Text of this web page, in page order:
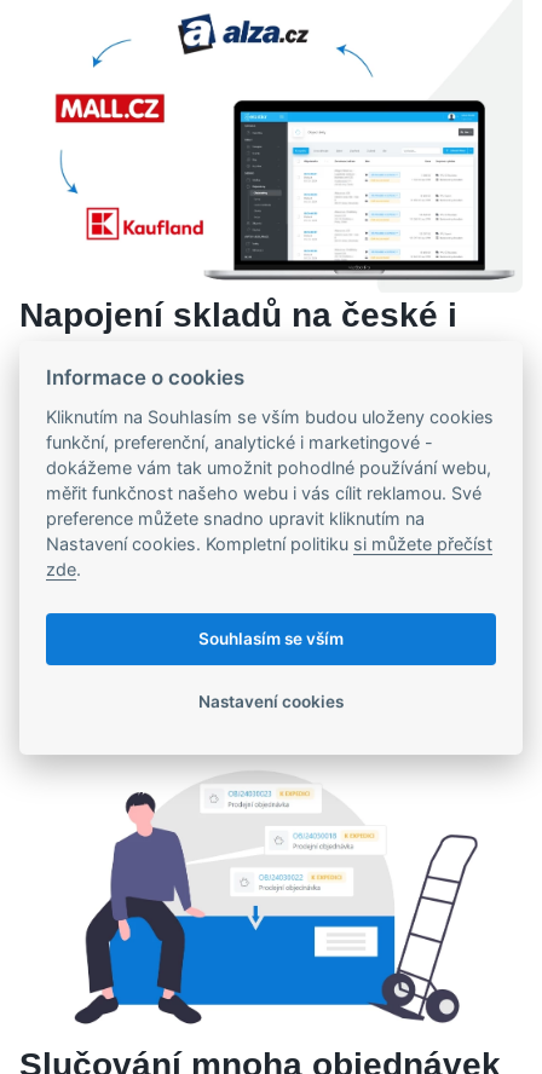
Napojení skladů na české i
mezinárodní Marketplaces
Pro Ingredi Europa, jakožto B2B distributora pro Střední a
východní Evropu, je napojení na marketplace naprosto klíčové.
Sklady jsou tedy ve spolupráci s nástrojem Sales Connect plně
napojené na platformy jakoAlza Drop, Mall CZ/SK, Kaufland,
Amazona další.
přenos katalogu a produktů
předávání stavu a informací o expedici
Slučování mnoha objednávek
Informace o cookies
Kliknutím na Souhlasím se vším budou uloženy cookies
funkční, preferenční, analytické i marketingové -
dokážeme vám tak umožnit pohodlné používání webu,
měřit funkčnost našeho webu i vás cílit reklamou. Své
preference můžete snadno upravit kliknutím na
Nastavení cookies. Kompletní politiku si můžete přečíst
zde.
Souhlasím se vším
Nastavení cookies